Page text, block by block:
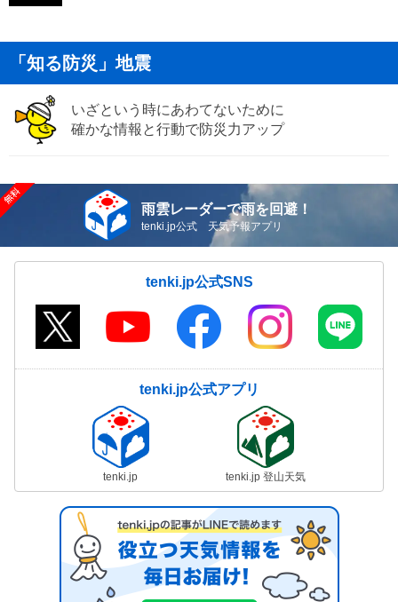
「知る防災」地震
いざという時にあわてないために
確かな情報と行動で防災力アップ
雨雲レーダーで雨を回避！
tenki.jp公式 天気予報アプリ
tenki.jp公式SNS
tenki.jp公式アプリ
tenki.jp tenki.jp 登山天気